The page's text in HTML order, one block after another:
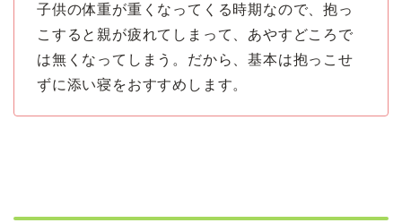
子供の体重が重くなってくる時期なので、抱っ
こすると親が疲れてしまって、あやすどころで
は無くなってしまう。だから、基本は抱っこせ
ずに添い寝をおすすめします。